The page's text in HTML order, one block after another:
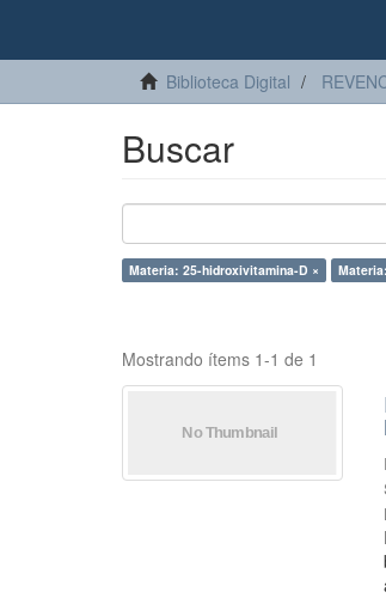
Biblioteca Digital
Buscar
Materia: 25-hidroxivitamina-D ×
Mostrando ítems 1-1 de 1